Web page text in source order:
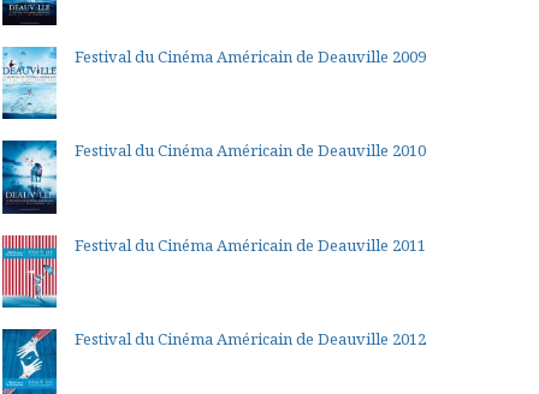
Festival du Cinéma Américain de Deauville 2009
Festival du Cinéma Américain de Deauville 2010
Festival du Cinéma Américain de Deauville 2011
Festival du Cinéma Américain de Deauville 2012